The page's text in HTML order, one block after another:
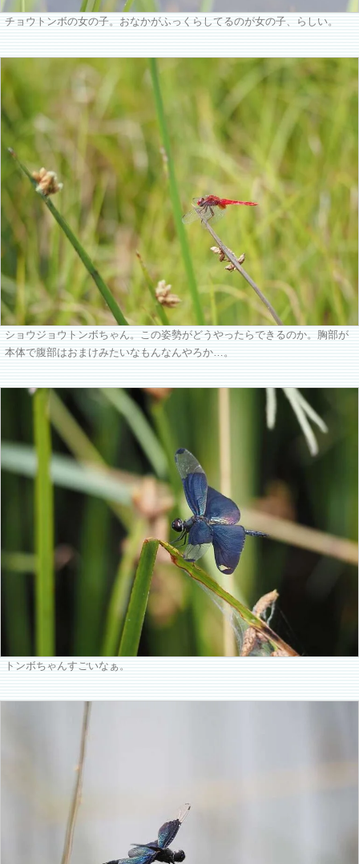
チョウトンボの女の子。おなかがふっくらしてるのが女の子、らしい。
ショウジョウトンボちゃん。この姿勢がどうやったらできるのか。胸部が
本体で腹部はおまけみたいなもんなんやろか…。
トンボちゃんすごいなぁ。